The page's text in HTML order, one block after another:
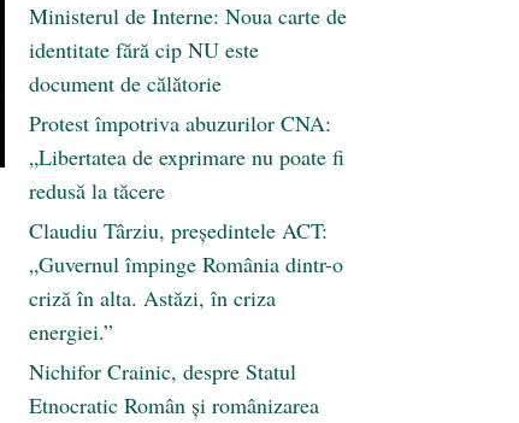
Ministerul de Interne: Noua carte de
identitate fără cip NU este
document de călătorie
Protest împotriva abuzurilor CNA:
„Libertatea de exprimare nu poate fi
redusă la tăcere
Claudiu Târziu, președintele ACT:
„Guvernul împinge România dintr-o
criză în alta. Astăzi, în criza
energiei.”
Nichifor Crainic, despre Statul
Etnocratic Român şi românizarea